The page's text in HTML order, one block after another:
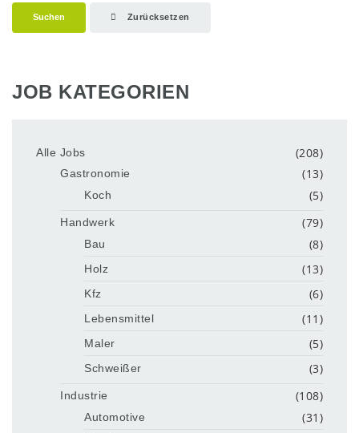
Suchen Zurücksetzen
JOB KATEGORIEN
Alle Jobs (208)
Gastronomie (13)
Koch (5)
Handwerk (79)
Bau (8)
Holz (13)
Kfz (6)
Lebensmittel (11)
Maler (5)
Schweißer (3)
Industrie (108)
Automotive (31)